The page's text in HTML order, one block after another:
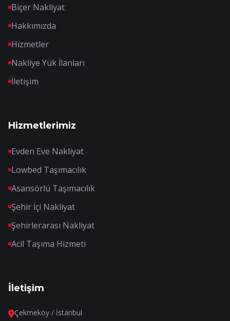
Biçer Nakliyat
Hakkımızda
Hizmetler
Nakliye Yük İlanları
İletişim
Hizmetlerimiz
Evden Eve Nakliyat
Lowbed Taşımacılık
Asansörlü Taşımacılık
Şehir İçi Nakliyat
Şehirlerarası Nakliyat
Acil Taşıma Hizmeti
İletişim
Çekmeköy / İstanbul